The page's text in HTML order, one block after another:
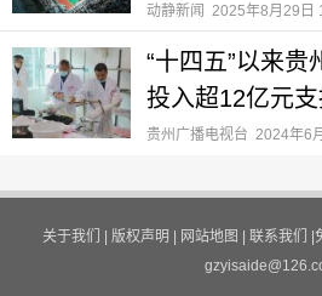
动静新闻 2025年8月29日
“十四五”以来
投入超12亿元
贵州广播电视台 2024年6
关于我们 版权声明 网站地图 联系我们